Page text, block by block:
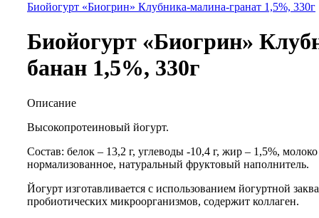
Биойогурт «Биогрин» Клубника-малина-гранат 1,5%, 330г
Биойогурт «Биогрин»
банан 1,5%, 330г
Описание
Высокопротеиновый йогурт.
Состав: белок – 13,2 г, углеводы -10,4 г, жир – 1,5%, молоко
нормализованное, натуральный фруктовый наполнитель.
Йогурт изготавливается с использованием йогуртной
пробиотических микроорганизмов, содержит коллаген.